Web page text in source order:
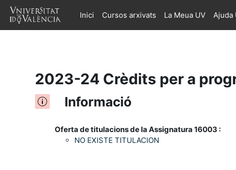
Ves al contingut principalInici Cursos arxivats La Meua UV Ajuda
2023-24 Crèdits per a
Informació
Oferta de titulacions de la Assignatura 16003 :
NO EXISTE TITULACION